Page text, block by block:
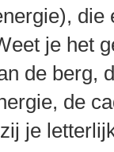
je het
de berg,
de
je